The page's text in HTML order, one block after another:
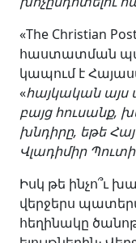
«The Christian
հաստատման
կապում է
«հայկական այս
բայց հուսանք,
խնդիրը, եթե
Վլադիմիր
Իսկ թե ինչո՞ւ
վերջերս
հեղինակը